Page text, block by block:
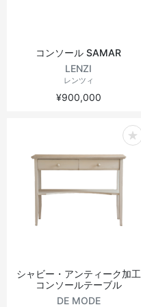
コンソール SAMAR
LENZI
レンツィ
¥900,000
シャビー・アンティーク加工
コンソールテーブル
DE MODE